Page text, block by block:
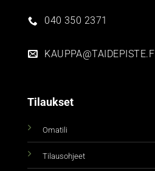
040 350 2371
KAUPPA@TAIDEPISTE.FI
Tilaukset
Omatili
Tilausohjeet